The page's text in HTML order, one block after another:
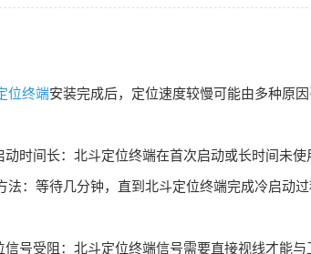
位终端安装完成后，定位速度较慢可能由多种原
动时间长：北斗定位终端在首次启动或长时间未
法：等待几分钟，直到北斗定位终端完成冷启动过
信号受阻：北斗定位终端信号需要直接视线才能